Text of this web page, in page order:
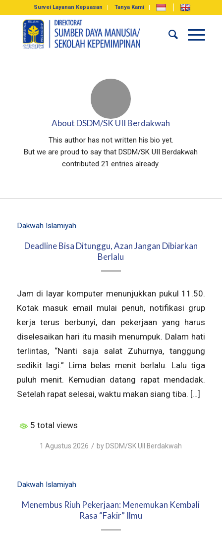
Survei Layanan Kepuasan Tanya Kami
About DSDM/SK UII Berdakwah
This author has not written his bio yet.
But we are proud to say thatDSDM/SK UII Berdakwah
contributed 21 entries already.
Dakwah Islamiyah
Deadline Bisa Ditunggu, Azan Jangan Dibiarkan
Berlalu
Jam di layar komputer menunjukkan pukul 11.50.
Kotak masuk email mulai penuh, notifikasi grup
kerja terus berbunyi, dan pekerjaan yang harus
diselesaikan hari itu masih menumpuk. Dalam hati
terlintas, “Nanti saja salat Zuhurnya, tanggung
sedikit lagi.” Lima belas menit berlalu. Lalu tiga
puluh menit. Kemudian datang rapat mendadak.
Setelah rapat selesai, waktu makan siang tiba. […]
5 total views
1 Agustus 2026 / by DSDM/SK UII Berdakwah
Dakwah Islamiyah
Menembus Riuh Pekerjaan: Menemukan Kembali
Rasa “Fakir” Ilmu